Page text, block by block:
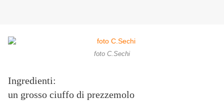
foto C.Sechi
Ingredienti:
un grosso ciuffo di prezzemolo